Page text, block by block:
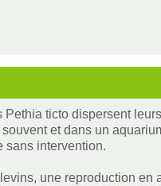
ticto dispersent
et dans un
sans intervention.
une reproduction